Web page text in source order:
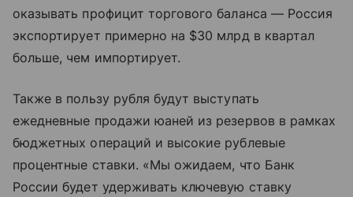
оказывать профицит торгового баланса — Россия
экспортирует примерно на $30 млрд в квартал
больше, чем импортирует.
Также в пользу рубля будут выступать
ежедневные продажи юаней из резервов в рамках
бюджетных операций и высокие рублевые
процентные ставки. «Мы ожидаем, что Банк
России будет удерживать ключевую ставку